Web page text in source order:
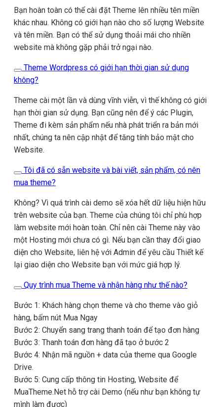
Bạn hoàn toàn có thể cài đặt Theme lên nhiều tên miền
khác nhau. Không có giới hạn nào cho số lượng Website
và tên miền. Bạn có thể sử dụng thoải mái cho nhiền
website mà không gặp phải trở ngại nào.
Theme Wordpress có giới hạn thời gian sử dụng
không?
Theme cài một lần và dùng vĩnh viễn, vì thế không có giới
hạn thời gian sử dụng. Bạn cũng nên để ý các Plugin,
Theme đi kèm sản phẩm nếu nhà phát triển ra bản mới
nhất, chúng ta nên cập nhật để tăng tính bảo mật cho
Website.
Tôi đã có sẵn website và bài viết, sản phẩm, có nên
mua theme?
Không? Vì quá trình cài demo sẽ xóa hết dữ liệu hiện hữu
trên website của bạn. Theme của chúng tôi chỉ phù hợp
làm website mới hoàn toàn. Chỉ nên cài Theme này vào
một Hosting mới chưa có gì. Nếu bạn cần thay đổi giao
diện cho Website, liên hệ với Admin để yêu cầu Thiết kế
lại giao diện cho Website bạn với mức giá hợp lý.
Quy trình mua Theme và nhận hàng như thế nào?
Bước 1: Khách hàng chọn theme và cho theme vào giỏ
hàng, bấm nút Mua Ngay
Bước 2: Chuyển sang trang thanh toán để tạo đơn hàng
Bước 3: Thanh toán đơn hàng đã tạo ở bước 2
Bước 4: Nhận mã nguồn + data của theme qua Google
Drive.
Bước 5: Cung cấp thông tin Hosting, Website để
MuaTheme.Net hỗ trợ cài Demo (nếu như bạn không tự
mình làm được)